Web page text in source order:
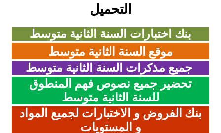
التحميل
بنك اختبارات السنة الثانية متوسط
موقع السنة الثانية متوسط
جميع مذكرات السنة الثانية متوسط
تحضير جميع نصوص فهم المنطوق
للسنة الثانية متوسط
بنك الفروض و الاختبارات لجميع المواد
و المستويات